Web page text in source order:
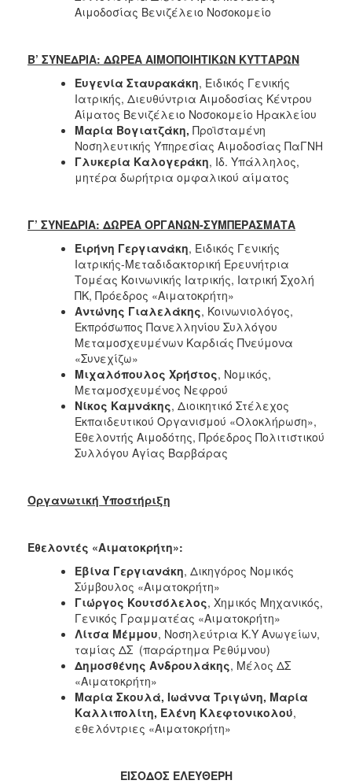
Αιμοδοσίας Βενιζέλειο Νοσοκομείο
Β’ ΣΥΝΕΔΡΙΑ: ΔΩΡΕΑ ΑΙΜΟΠΟΙΗΤΙΚΩΝ ΚΥΤΤΑΡΩΝ
Ευγενία Σταυρακάκη, Ειδικός Γενικής
Ιατρικής, Διευθύντρια Αιμοδοσίας Κέντρου
Αίματος Βενιζέλειο Νοσοκομείο Ηρακλείου
Μαρία Βογιατζάκη, Προϊσταμένη
Νοσηλευτικής Υπηρεσίας Αιμοδοσίας ΠαΓΝΗ
Γλυκερία Καλογεράκη, Ιδ. Υπάλληλος,
μητέρα δωρήτρια ομφαλικού αίματος
Γ’ ΣΥΝΕΔΡΙΑ: ΔΩΡΕΑ ΟΡΓΑΝΩΝ-ΣΥΜΠΕΡΑΣΜΑΤΑ
Ειρήνη Γεργιανάκη, Ειδικός Γενικής
Ιατρικής-Μεταδιδακτορική Ερευνήτρια
Τομέας Κοινωνικής Ιατρικής, Ιατρική Σχολή
ΠΚ, Πρόεδρος «Αιματοκρήτη»
Αντώνης Γιαλελάκης, Kοινωνιολόγος,
Εκπρόσωπος Πανελληνίου Συλλόγου
Μεταμοσχευμένων Καρδιάς Πνεύμονα
«Συνεχίζω»
Μιχαλόπουλος Χρήστος, Νομικός,
Μεταμοσχευμένος Νεφρού
Νίκος Καμνάκης, Διοικητικό Στέλεχος
Εκπαιδευτικού Οργανισμού «Ολοκλήρωση»,
Eθελοντής Aιμοδότης, Πρόεδρος Πολιτιστικού
Συλλόγου Αγίας Βαρβάρας
Οργανωτική Υποστήριξη
Εθελοντές «Αιματοκρήτη»:
Εβίνα Γεργιανάκη, Δικηγόρος Νομικός
Σύμβουλος «Αιματοκρήτη»
Γιώργος Κουτσόλελος, Χημικός Μηχανικός,
Γενικός Γραμματέας «Αιματοκρήτη»
Λίτσα Μέμμου, Νοσηλεύτρια Κ.Υ Ανωγείων,
ταμίας ΔΣ (παράρτημα Ρεθύμνου)
Δημοσθένης Ανδρουλάκης, Μέλος ΔΣ
«Αιματοκρήτη»
Μαρία Σκουλά, Ιωάννα Τριγώνη, Μαρία
Καλλιπολίτη, Ελένη Κλεφτονικολού,
εθελόντριες «Αιματοκρήτη»
ΕΙΣΟΔΟΣ ΕΛΕΥΘΕΡΗ